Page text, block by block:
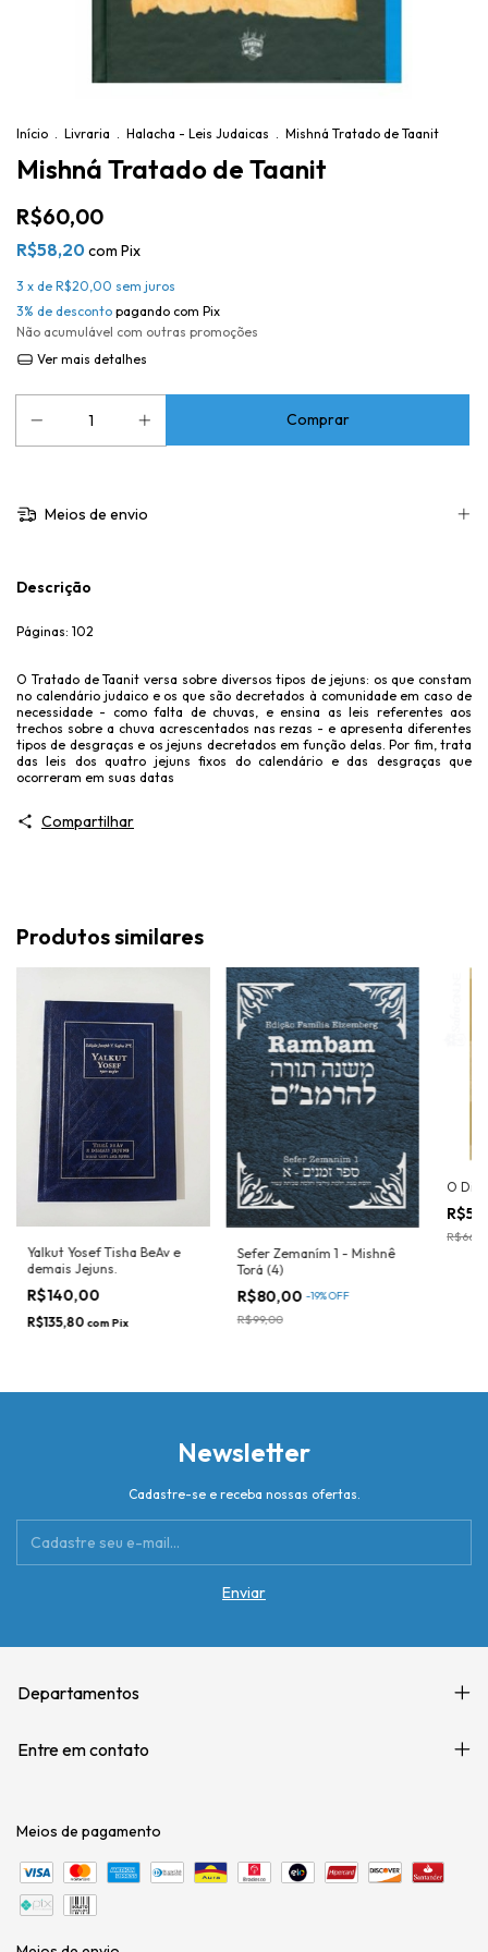
Início . Livraria . Halacha - Leis Judaicas . Mishná Tratado de Taanit
Mishná Tratado de Taanit
R$60,00
R$58,20com Pix
3 x de R$20,00 sem juros
3% de desconto pagando com Pix
Não acumulável com outras promoções
Ver mais detalhes
Meios de envio
Descrição
Páginas: 102
O Tratado de Taanit versa sobre diversos tipos de jejuns: os que constam
no calendário judaico e os que são decretados à comunidade em caso de
necessidade - como falta de chuvas, e ensina as leis referentes aos
trechos sobre a chuva acrescentados nas rezas - e apresenta diferentes
tipos de desgraças e os jejuns decretados em função delas. Por fim, trata
das leis dos quatro jejuns fixos do calendário e das desgraças que
ocorreram em suas datas
Compartilhar
Produtos similares
Yalkut Yosef Tisha BeAv e
demais Jejuns.
R$140,00
R$135,80 com Pix
Sefer Zemaním 1 - Mishnê
Torá (4)
R$80,00 -19%OFF
R$99,00
O
Newsletter
Cadastre-se e receba nossas ofertas.
Departamentos
Entre em contato
Meios de pagamento